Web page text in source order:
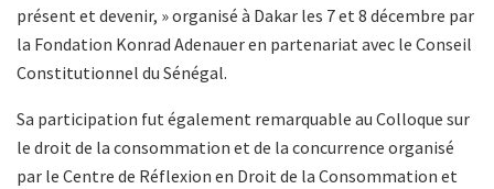
présent et devenir, » organisé à Dakar les 7 et 8 décembre par
la Fondation Konrad Adenauer en partenariat avec le Conseil
Constitutionnel du Sénégal.
Sa participation fut également remarquable au Colloque sur
le droit de la consommation et de la concurrence organisé
par le Centre de Réflexion en Droit de la Consommation et